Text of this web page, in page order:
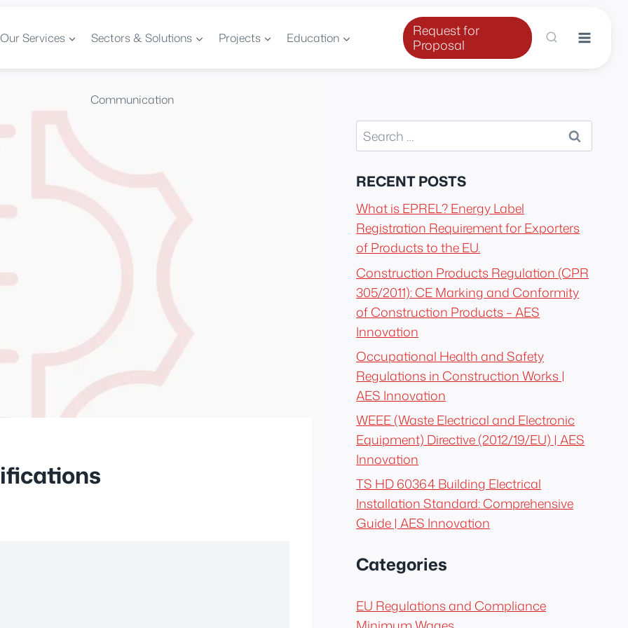
Our Services Sectors & Solutions Projects Education
Communication
Request for
Proposal
Search
for:
RECENT POSTS
What is EPREL? Energy Label
Registration Requirement for Exporters
of Products to the EU.
Construction Products Regulation (CPR
305/2011): CE Marking and Conformity
of Construction Products – AES
Innovation
Occupational Health and Safety
Regulations in Construction Works |
AES Innovation
WEEE (Waste Electrical and Electronic
Equipment) Directive (2012/19/EU) | AES
Innovation
TS HD 60364 Building Electrical
Installation Standard: Comprehensive
Guide | AES Innovation
Categories
EU Regulations and Compliance